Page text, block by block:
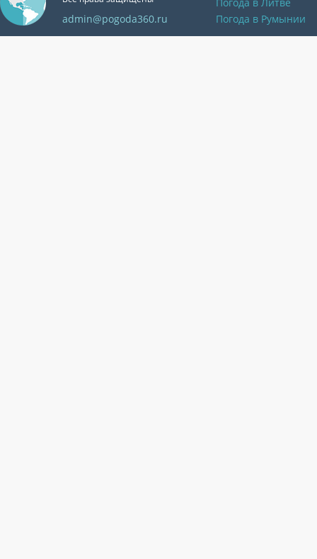
admin@pogoda360.ru
Погода в Румынии